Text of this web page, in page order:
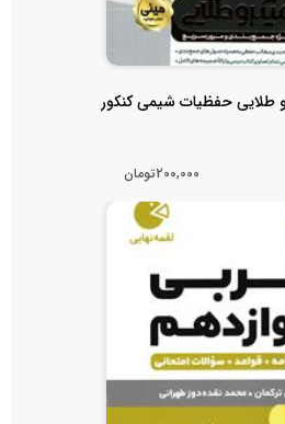
طلایی حفظیات شیمی کنکور
200,000تومان